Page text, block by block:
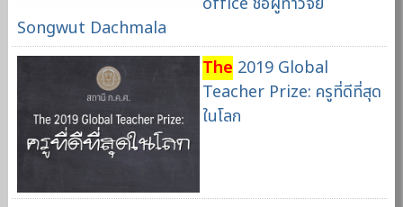
Songwut Dachmala
The 2019 Global
Teacher Prize: ครูที่ดีที่สุด
ในโลก